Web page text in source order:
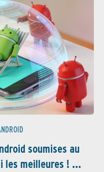
soumises au
les meilleures ! ...